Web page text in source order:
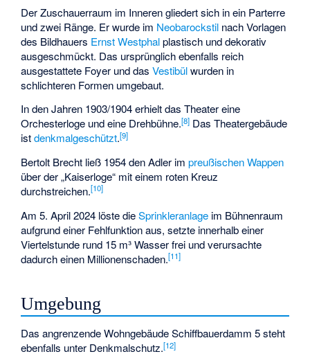
Der Zuschauerraum im Inneren gliedert sich in ein Parterre
und zwei Ränge. Er wurde im Neobarockstil nach Vorlagen
des Bildhauers Ernst Westphalplastisch und dekorativ
ausgeschmückt. Das ursprünglich ebenfalls reich
ausgestattete Foyer und dasVestibülwurden in
schlichteren Formen umgebaut.
In den Jahren 1903/1904 erhielt das Theater eine
Orchesterloge und eine Drehbühne.[8] Das Theatergebäude
istdenkmalgeschützt.[9]
Bertolt Brecht ließ 1954 den Adler impreußischen Wappen
über der „Kaiserloge“ mit einem roten Kreuz
durchstreichen.[10]
Am 5. April 2024 löste dieSprinkleranlage im Bühnenraum
aufgrund einer Fehlfunktion aus, setzte innerhalb einer
Viertelstunde rund 15 m³ Wasser frei und verursachte
dadurch einen Millionenschaden.[11]
Umgebung
Das angrenzende Wohngebäude Schiffbauerdamm 5 steht
ebenfalls unter Denkmalschutz.[12]